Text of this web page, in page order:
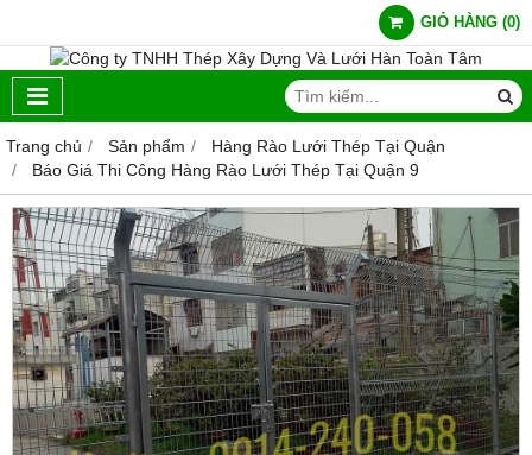
GIỎ HÀNG (0)
Trang chủ Sản phẩm
Hàng Rào Lưới Thép Tại Quận
Báo Giá Thi Công Hàng Rào Lưới Thép Tại Quận 9